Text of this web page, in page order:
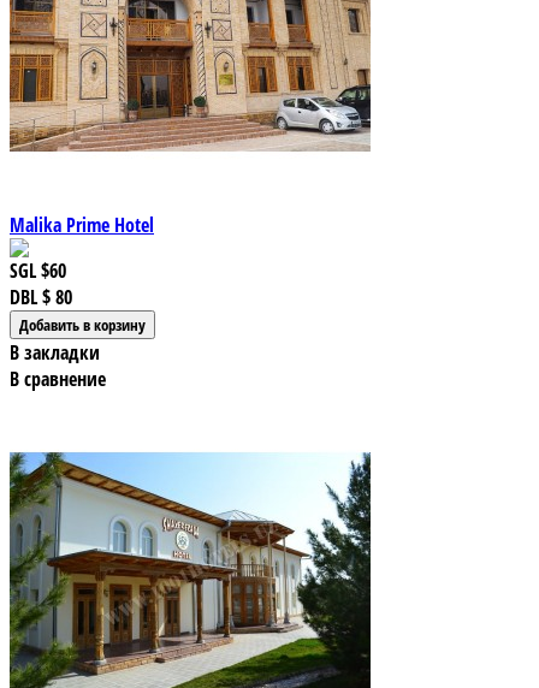
Malika Prime Hotel
SGL$60
DBL$ 80
В закладки
В сравнение